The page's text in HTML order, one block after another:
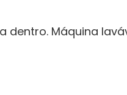
dentro. Máquina